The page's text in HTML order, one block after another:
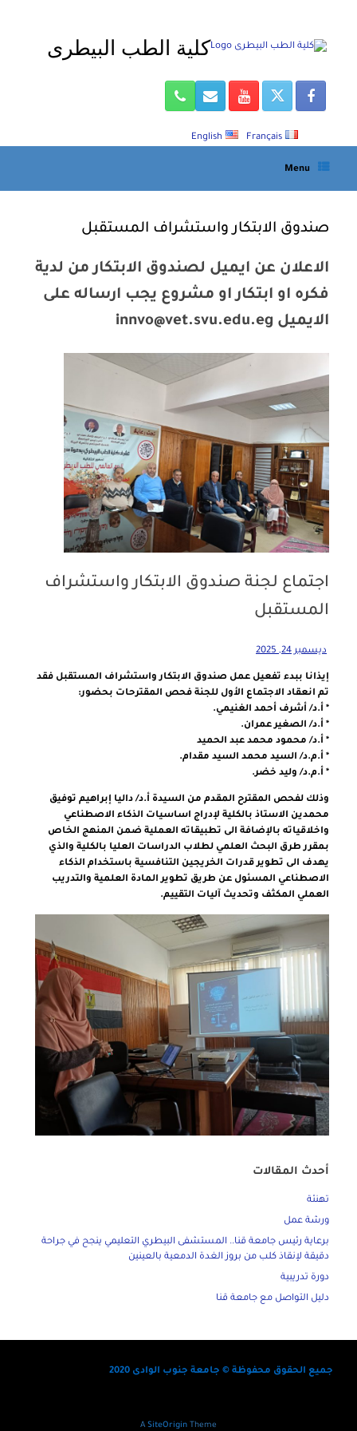
كلية الطب البيطرى
English Français
Menu
صندوق الابتكار واستشراف المستقبل
الاعلان عن ايميل لصندوق الابتكار من لدية
فكره او ابتكار او مشروع يجب ارساله على
الايميل innvo@vet.svu.edu.eg
اجتماع لجنة صندوق الابتكار واستشراف
المستقبل
ديسمبر 24, 2025
إيذانا ببدء تفعيل عمل صندوق الابتكار واستشراف المستقبل فقد
تم انعقاد الاجتماع الأول للجنة فحص المقترحات بحضور:
* أ.د/ أشرف أحمد الغنيمي.
* أ.د/ الصغير عمران.
* أ.د/ محمود محمد عبد الحميد
* أ.م.د/ السيد محمد السيد مقدام.
* أ.م.د/ وليد خضر.
وذلك لفحص المقترح المقدم من السيدة أ.د/ داليا إبراهيم توفيق
محمدين الاستاذ بالكلية لإدراج اساسيات الذكاء الاصطناعي
واخلاقياته بالإضافة الى تطبيقاته العملية ضمن المنهج الخاص
بمقرر طرق البحث العلمي لطلاب الدراسات العليا بالكلية والذي
يهدف الى تطوير قدرات الخريجين التنافسية باستخدام الذكاء
الاصطناعي المسئول عن طريق تطوير المادة العلمية والتدريب
العملي المكثف وتحديث آليات التقييم.
أحدث المقالات
تهنئة
ورشة عمل
برعاية رئيس جامعة قنا.. المستشفى البيطري التعليمي ينجح في جراحة
دقيقة لإنقاذ كلب من بروز الغدة الدمعية بالعينين
دورة تدريبية
دليل التواصل مع جامعة قنا
جميع الحقوق محفوظة © جامعة جنوب الوادى 2020
A SiteOrigin Theme